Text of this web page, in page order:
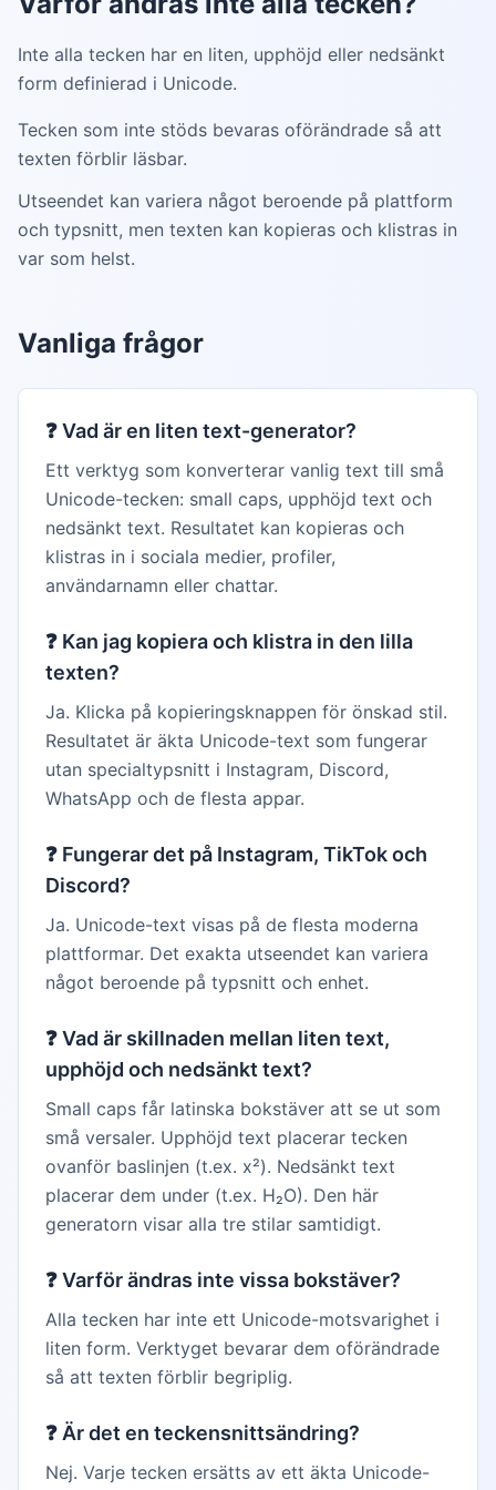
Inte alla tecken har en liten, upphöjd eller nedsänkt
form definierad i Unicode.
Tecken som inte stöds bevaras oförändrade så att
texten förblir läsbar.
Utseendet kan variera något beroende på plattform
och typsnitt, men texten kan kopieras och klistras in
var som helst.
Vanliga frågor
❓Vad är en liten text-generator?
Ett verktyg som konverterar vanlig text till små
Unicode-tecken: small caps, upphöjd text och
nedsänkt text. Resultatet kan kopieras och
klistras in i sociala medier, profiler,
användarnamn eller chattar.
❓ Kan jag kopiera och klistra in den lilla
texten?
Ja. Klicka på kopieringsknappen för önskad stil.
Resultatet är äkta Unicode-text som fungerar
utan specialtypsnitt i Instagram, Discord,
WhatsApp och de flesta appar.
❓ Fungerar det på Instagram, TikTok och
Discord?
Ja. Unicode-text visas på de flesta moderna
plattformar. Det exakta utseendet kan variera
något beroende på typsnitt och enhet.
❓Vad är skillnaden mellan liten text,
upphöjd och nedsänkt text?
Small caps får latinska bokstäver att se ut som
små versaler. Upphöjd text placerar tecken
ovanför baslinjen (t.ex. x²). Nedsänkt text
placerar dem under (t.ex. H₂O). Den här
generatorn visar alla tre stilar samtidigt.
❓Varför ändras inte vissa bokstäver?
Alla tecken har inte ett Unicode-motsvarighet i
liten form. Verktyget bevarar dem oförändrade
så att texten förblir begriplig.
❓ Är det en teckensnittsändring?
Nej. Varje tecken ersätts av ett äkta Unicode-